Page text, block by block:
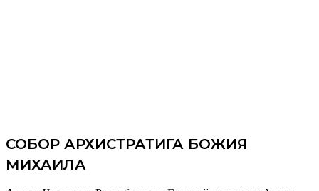
СОБОР АРХИСТРАТИГА БОЖИЯ
МИХАИЛА